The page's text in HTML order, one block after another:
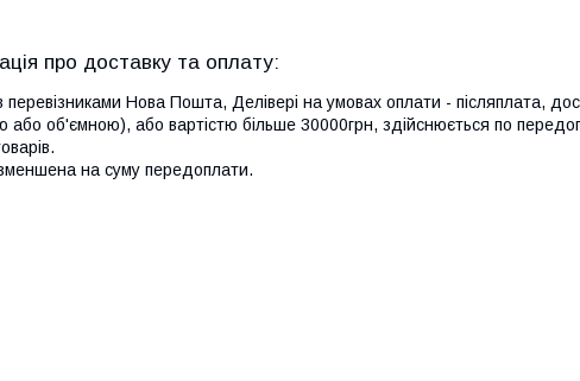
перевізниками Нова Пошта, Делівері на умовах оплати - післяплата,
або об'ємною), або вартістю більше 30000грн, здійснюється по
на суму передоплати.